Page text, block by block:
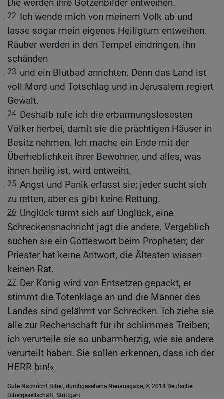
Die werden ihre Götzenbilder entweihen.
22 Ich wende mich von meinem Volk ab und
lasse sogar mein eigenes Heiligtum entweihen.
Räuber werden in den Tempel eindringen, ihn
schänden
23 und ein Blutbad anrichten. Denn das Land ist
voll Mord und Totschlag und in Jerusalem regiert
Gewalt.
24 Deshalb rufe ich die erbarmungslosesten
Völker herbei, damit sie die prächtigen Häuser in
Besitz nehmen. Ich mache ein Ende mit der
Überheblichkeit ihrer Bewohner, und alles, was
ihnen heilig ist, wird entweiht.
25 Angst und Panik erfasst sie; jeder sucht sich
zu retten, aber es gibt keine Rettung.
26 Unglück türmt sich auf Unglück, eine
Schreckensnachricht jagt die andere. Vergeblich
suchen sie ein Gotteswort beim Propheten; der
Priester hat keine Antwort, die Ältesten wissen
keinen Rat.
27 Der König wird von Entsetzen gepackt, er
stimmt die Totenklage an und die Männer des
Landes sind gelähmt vor Schrecken. Ich ziehe sie
alle zur Rechenschaft für ihr schlimmes Treiben;
ich verurteile sie so unbarmherzig, wie sie andere
verurteilt haben. Sie sollen erkennen, dass ich der
HERR bin!«
Gute Nachricht Bibel, durchgesehene Neuausgabe, © 2018 Deutsche
Bibelgesellschaft, Stuttgart